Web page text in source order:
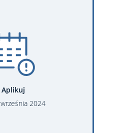
Aplikuj
września 2024